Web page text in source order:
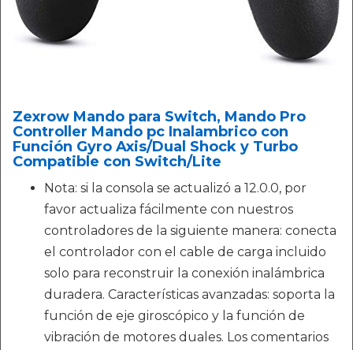
Zexrow Mando para Switch, Mando Pro
Controller Mando pc Inalambrico con
Función Gyro Axis/Dual Shock y Turbo
Compatible con Switch/Lite
Nota: si la consola se actualizó a 12.0.0, por
favor actualiza fácilmente con nuestros
controladores de la siguiente manera: conecta
el controlador con el cable de carga incluido
solo para reconstruir la conexión inalámbrica
duradera. Características avanzadas: soporta la
función de eje giroscópico y la función de
vibración de motores duales. Los comentarios